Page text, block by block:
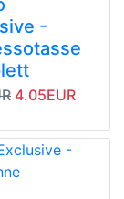
-
Angebotspreis
4.05EUR